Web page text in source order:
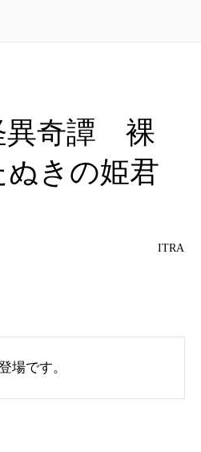
異奇譚 裸
ぬきの姫君
ITRA
場です。